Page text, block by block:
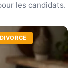
les candidats.